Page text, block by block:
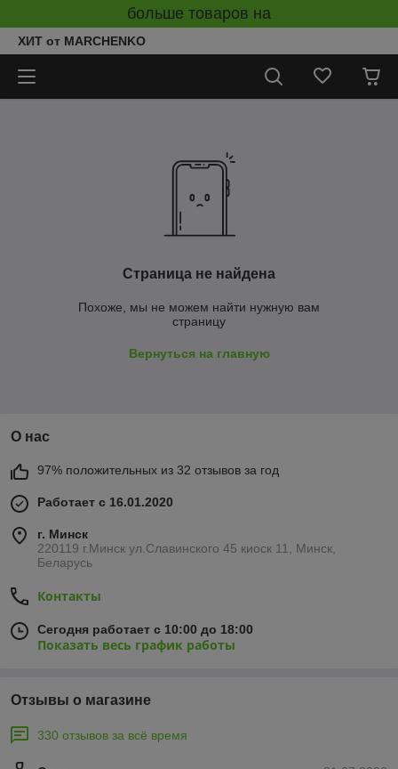
больше товаров на
ХИТ от MARCHENKO
Страница не найдена
Похоже, мы не можем найти нужную вам
страницу
Вернуться на главную
О нас
97% положительных из 32 отзывов за год
Работает с 16.01.2020
г. Минск
220119 г.Минск ул.Славинского 45 киоск 11, Минск,
Беларусь
Контакты
Сегодня работает с 10:00 до 18:00
Показать весь график работы
Отзывы о магазине
330 отзывов за всё время